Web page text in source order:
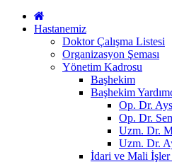
Hastanemiz
Doktor Çalışma Listesi
Organizasyon Şeması
Yönetim Kadrosu
Başhekim
Başhekim
Op. Dr.
Op. Dr.
Uzm. Dr.
Uzm. Dr.
İdari ve Mali